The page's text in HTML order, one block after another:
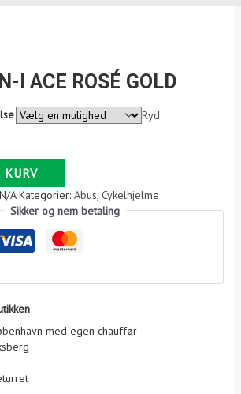
I ACE ROSÉ GOLD
Ryd
N/A Kategorier: Abus, Cykelhjelme
Sikker og nem betaling
med egen chauffør